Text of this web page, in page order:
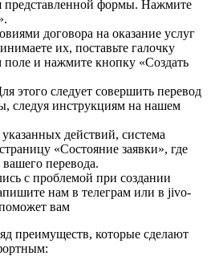
представленной формы. Нажмите
договора на оказание услуг
их, поставьте галочку
поле и нажмите кнопку «Создать
этого следует совершить перевод
следуя инструкциям на нашем
действий, система
«Состояние заявки», где
вашего перевода.
с проблемой при создании
нам в телеграм или в jivo-
вам
преимуществ, которые сделают